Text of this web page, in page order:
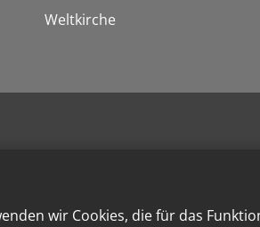
wir Cookies, die für das
Weltkirche